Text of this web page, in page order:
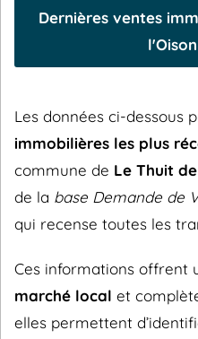
Dernières ventes
Les données ci-dessous
immobilières les plus
commune de Le Thuit
de la base Demande de
qui recense toutes les
Ces informations offrent
marché local et
elles permettent